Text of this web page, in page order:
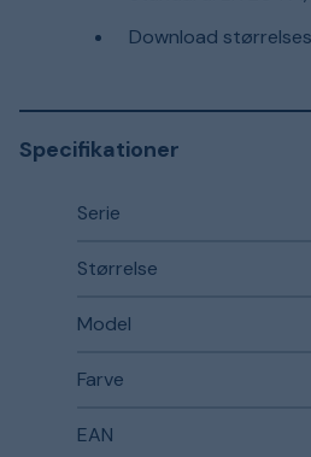
Download
Specifikationer
Serie
Størrelse
Model
Farve
EAN